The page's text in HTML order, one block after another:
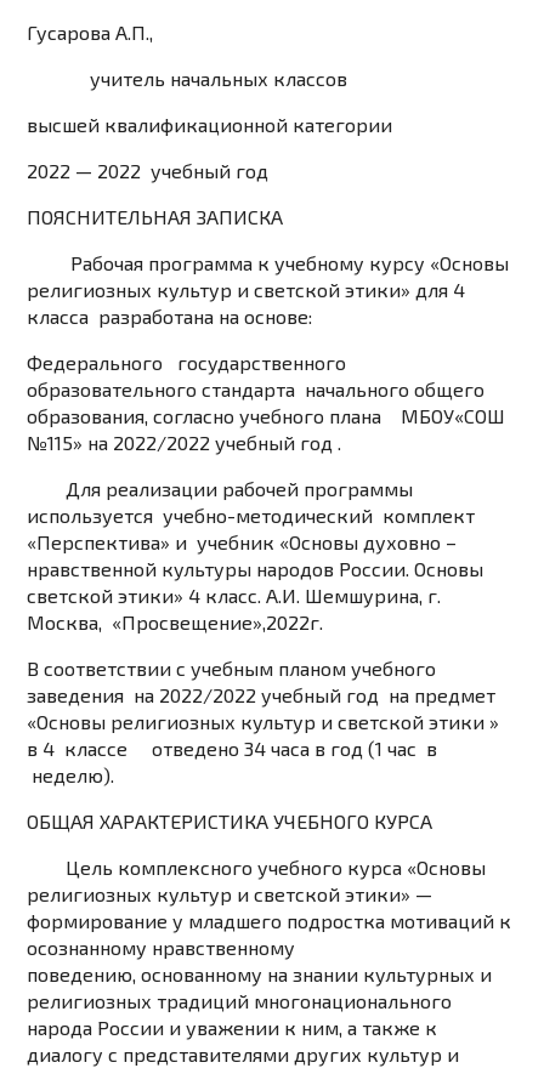
Гусарова А.П.,
учитель начальных классов
высшей квалификационной категории
2022 — 2022 учебный год
ПОЯСНИТЕЛЬНАЯ ЗАПИСКА
Рабочая программа к учебному курсу «Основы
религиозных культур и светской этики» для 4
класса разработана на основе:
Федерального государственного
образовательного стандарта начального общего
образования, согласно учебного плана МБОУ«СОШ
№115» на 2022/2022 учебный год .
Для реализации рабочей программы
используется учебно-методический комплект
«Перспектива» и учебник «Основы духовно –
нравственной культуры народов России. Основы
светской этики» 4 класс. А.И. Шемшурина, г.
Москва, «Просвещение»,2022г.
В соответствии с учебным планом учебного
заведения на 2022/2022 учебный год на предмет
«Основы религиозных культур и светской этики »
в 4 классе отведено 34 часа в год (1 час в
неделю).
ОБЩАЯ ХАРАКТЕРИСТИКА УЧЕБНОГО КУРСА
Цель комплексного учебного курса «Основы
религиозных культур и светской этики» —
формирование у младшего подростка мотиваций к
осознанному нравственному
поведению, основанному на знании культурных и
религиозных традиций многонационального
народа России и уважении к ним, а также к
диалогу с представителями других культур и